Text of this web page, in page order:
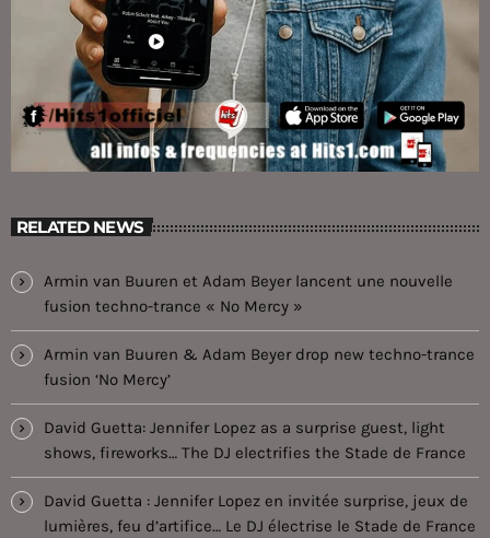
RELATED NEWS
Armin van Buuren et Adam Beyer lancent une nouvelle
fusion techno-trance « No Mercy »
Armin van Buuren & Adam Beyer drop new techno-trance
fusion ‘No Mercy’
David Guetta: Jennifer Lopez as a surprise guest, light
shows, fireworks… The DJ electrifies the Stade de France
David Guetta : Jennifer Lopez en invitée surprise, jeux de
lumières, feu d’artifice… Le DJ électrise le Stade de France